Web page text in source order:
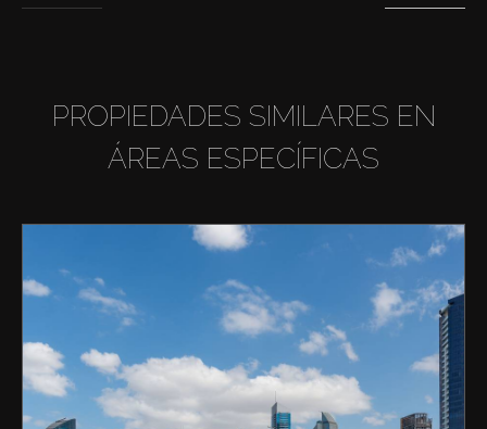
PROPIEDADES SIMILARES EN
ÁREAS ESPECÍFICAS